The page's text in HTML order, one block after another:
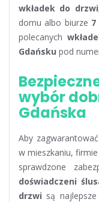
wkładek do drzwi
domu albo biurze
polecanych
Gdańsku pod
wybór
Gdańska
Aby
w mieszkaniu,
sprawdzone
doświadczeni
drzwi są